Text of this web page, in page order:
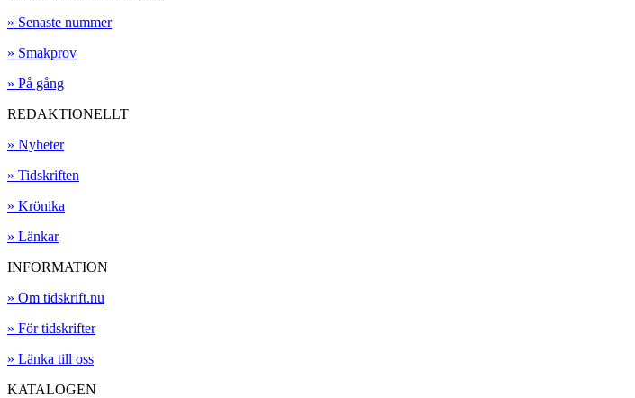
» Senaste nummer
» Smakprov
» På gång
REDAKTIONELLT
» Nyheter
» Tidskriften
» Krönika
» Länkar
INFORMATION
» Om tidskrift.nu
» För tidskrifter
» Länka till oss
KATALOGEN